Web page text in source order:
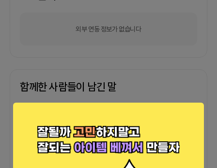
외부 연동 정보가 없습니다
함께한 사람들이 남긴 말
아직 후기가 도착하지 않았습니다